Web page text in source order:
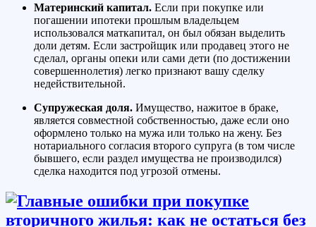
Материнский капитал. Если при покупке или
погашении ипотеки прошлым владельцем
использовался маткапитал, он был обязан выделить
доли детям. Если застройщик или продавец этого не
сделал, органы опеки или сами дети (по достижении
совершеннолетия) легко признают вашу сделку
недействительной.
Супружеская доля. Имущество, нажитое в браке,
является совместной собственностью, даже если оно
оформлено только на мужа или только на жену. Без
нотариального согласия второго супруга (в том числе
бывшего, если раздел имущества не производился)
сделка находится под угрозой отмены.